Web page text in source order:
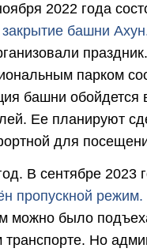
2022 года
башни
парком
башни обойдется
Ее планируют
для
В сентябре 2023
пропускной режим.
можно было
Но